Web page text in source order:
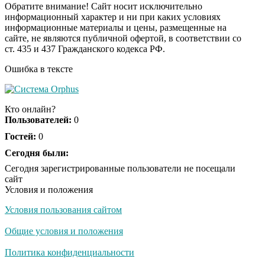
i
Королева вагона
отожгла! Видео не
оставит равнодушным
США — Южной
Patriot и THAAD»
Экс-бойфренд дочери
из-за макарон
Обратите внимание! Сайт носит исключительно
информационный характер и ни при каких условиях
информационные материалы и цены, размещенные на
сайте, не являются публичной офертой, в соответствии со
ст. 435 и 437 Гражданского кодекса РФ.
Ошибка в тексте
Кто онлайн?
Пользователей: 0
Гостей: 0
Сегодня были:
Сегодня зарегистрированные пользователи не посещали
сайт
Условия и положения
Условия пользования сайтом
Общие условия и положения
Политика конфиденциальности